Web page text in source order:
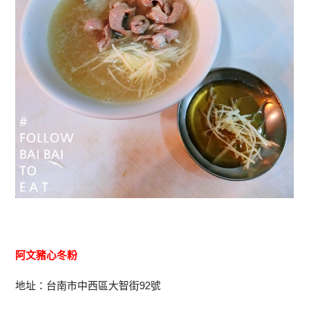
阿文豬心冬粉
地址：台南市中西區大智街92號